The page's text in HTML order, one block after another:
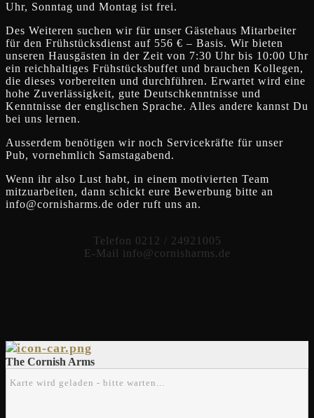
Uhr, Sonntag und Montag ist frei.
Des Weiteren suchen wir für unser Gästehaus Mitarbeiter
für den Frühstücksdienst auf 556 € – Basis. Wir bieten
unseren Hausgästen in der Zeit von 7:30 Uhr bis 10:00 Uhr
ein reichhaltiges Frühstücksbuffet und brauchen Kollegen,
die dieses vorbereiten und durchführen. Erwartet wird eine
hohe Zuverlässigkeit, gute Deutschkenntnisse und
Kenntnisse der englischen Sprache. Alles andere kannst Du
bei uns lernen.
Ausserdem benötigen wir noch Servicekräfte für unser
Pub, vornehmlich Samstagabend.
Wenn ihr also Lust habt, in einem motivierten Team
mitzuarbeiten, dann schickt eure Bewerbung bitte an
info@cornisharms.de oder ruft uns an.
Telefon 0212 / 24921005
E-Mail info@cornisharms.de
The Cornish Arms
Karte wird geladen - bitte warten...